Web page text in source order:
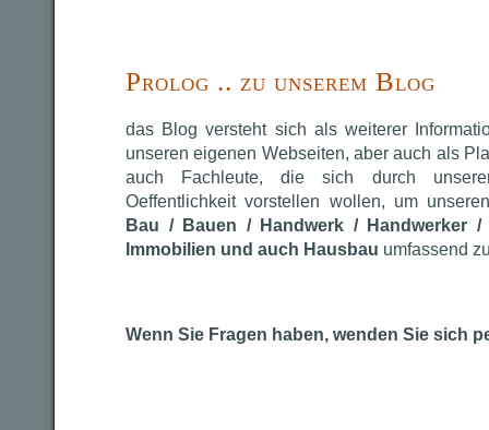
Prolog .. zu unserem Blog
das Blog versteht sich als weiterer
unseren eigenen Webseiten, aber auch als
auch Fachleute, die sich durch
Oeffentlichkeit vorstellen wollen, um
Bau / Bauen / Handwerk / Handwerker
Immobilien und auch Hausbau umfassend
Wenn Sie Fragen haben, wenden Sie sich